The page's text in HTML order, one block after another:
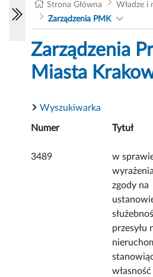
Strona Główna Władze i
Zarządzenia PMK
Zarządzenia
Miasta
Wyszukiwarka
Numer Tytuł
3489
w
wyrażenia
zgody na
przesyłu
własność